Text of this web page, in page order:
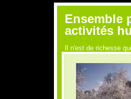
Ensemble
activités
Il n'est de richesse